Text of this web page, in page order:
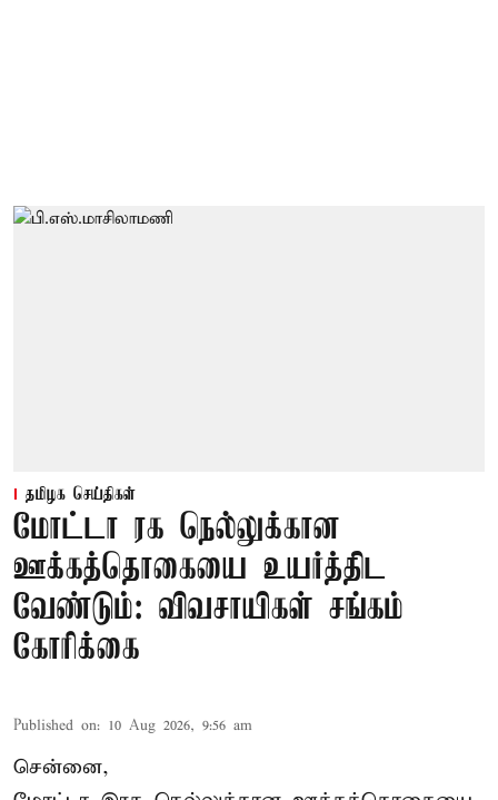
தமிழக செய்திகள்
மோட்டா ரக நெல்லுக்கான
ஊக்கத்தொகையை உயர்த்திட
வேண்டும்: விவசாயிகள் சங்கம்
கோரிக்கை
Published on: 10 Aug 2026, 9:56 am
சென்னை,